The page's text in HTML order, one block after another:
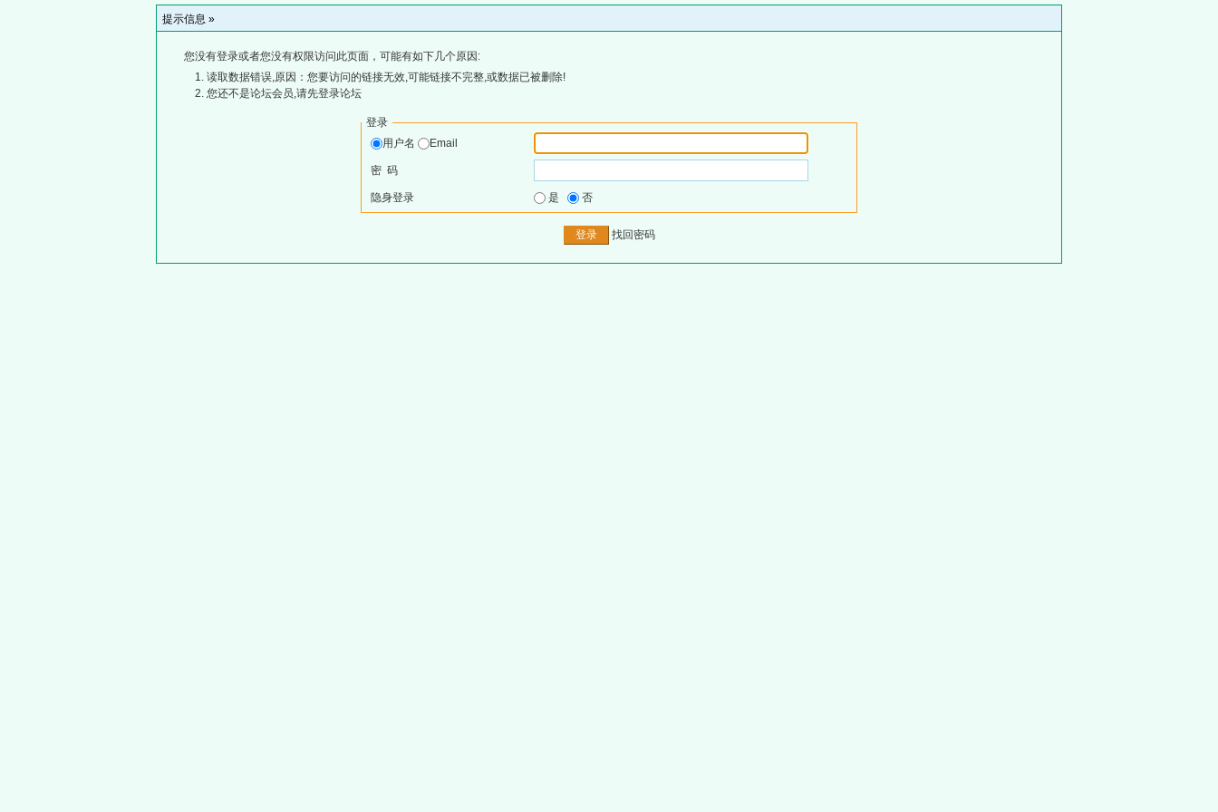
提示信息 »
您没有登录或者您没有权限访问此页面，可能有如下几个原因:
读取数据错误,原因：您要访问的链接无效,可能链接不完整,或数据已被删除!
您还不是论坛会员,请先登录论坛
登录
用户名
Email
密 码
隐身登录 是 否
找回密码